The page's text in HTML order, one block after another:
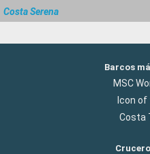
Costa Serena
Barcos
MSC
Icon of
Costa